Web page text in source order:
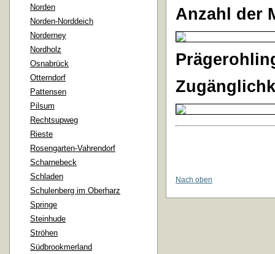
Norden
Norden-Norddeich
Norderney
Nordholz
Osnabrück
Otterndorf
Pattensen
Pilsum
Rechtsupweg
Rieste
Rosengarten-Vahrendorf
Scharnebeck
Schladen
Schulenberg im Oberharz
Springe
Steinhude
Ströhen
Südbrookmerland
Anzahl der
Nach oben